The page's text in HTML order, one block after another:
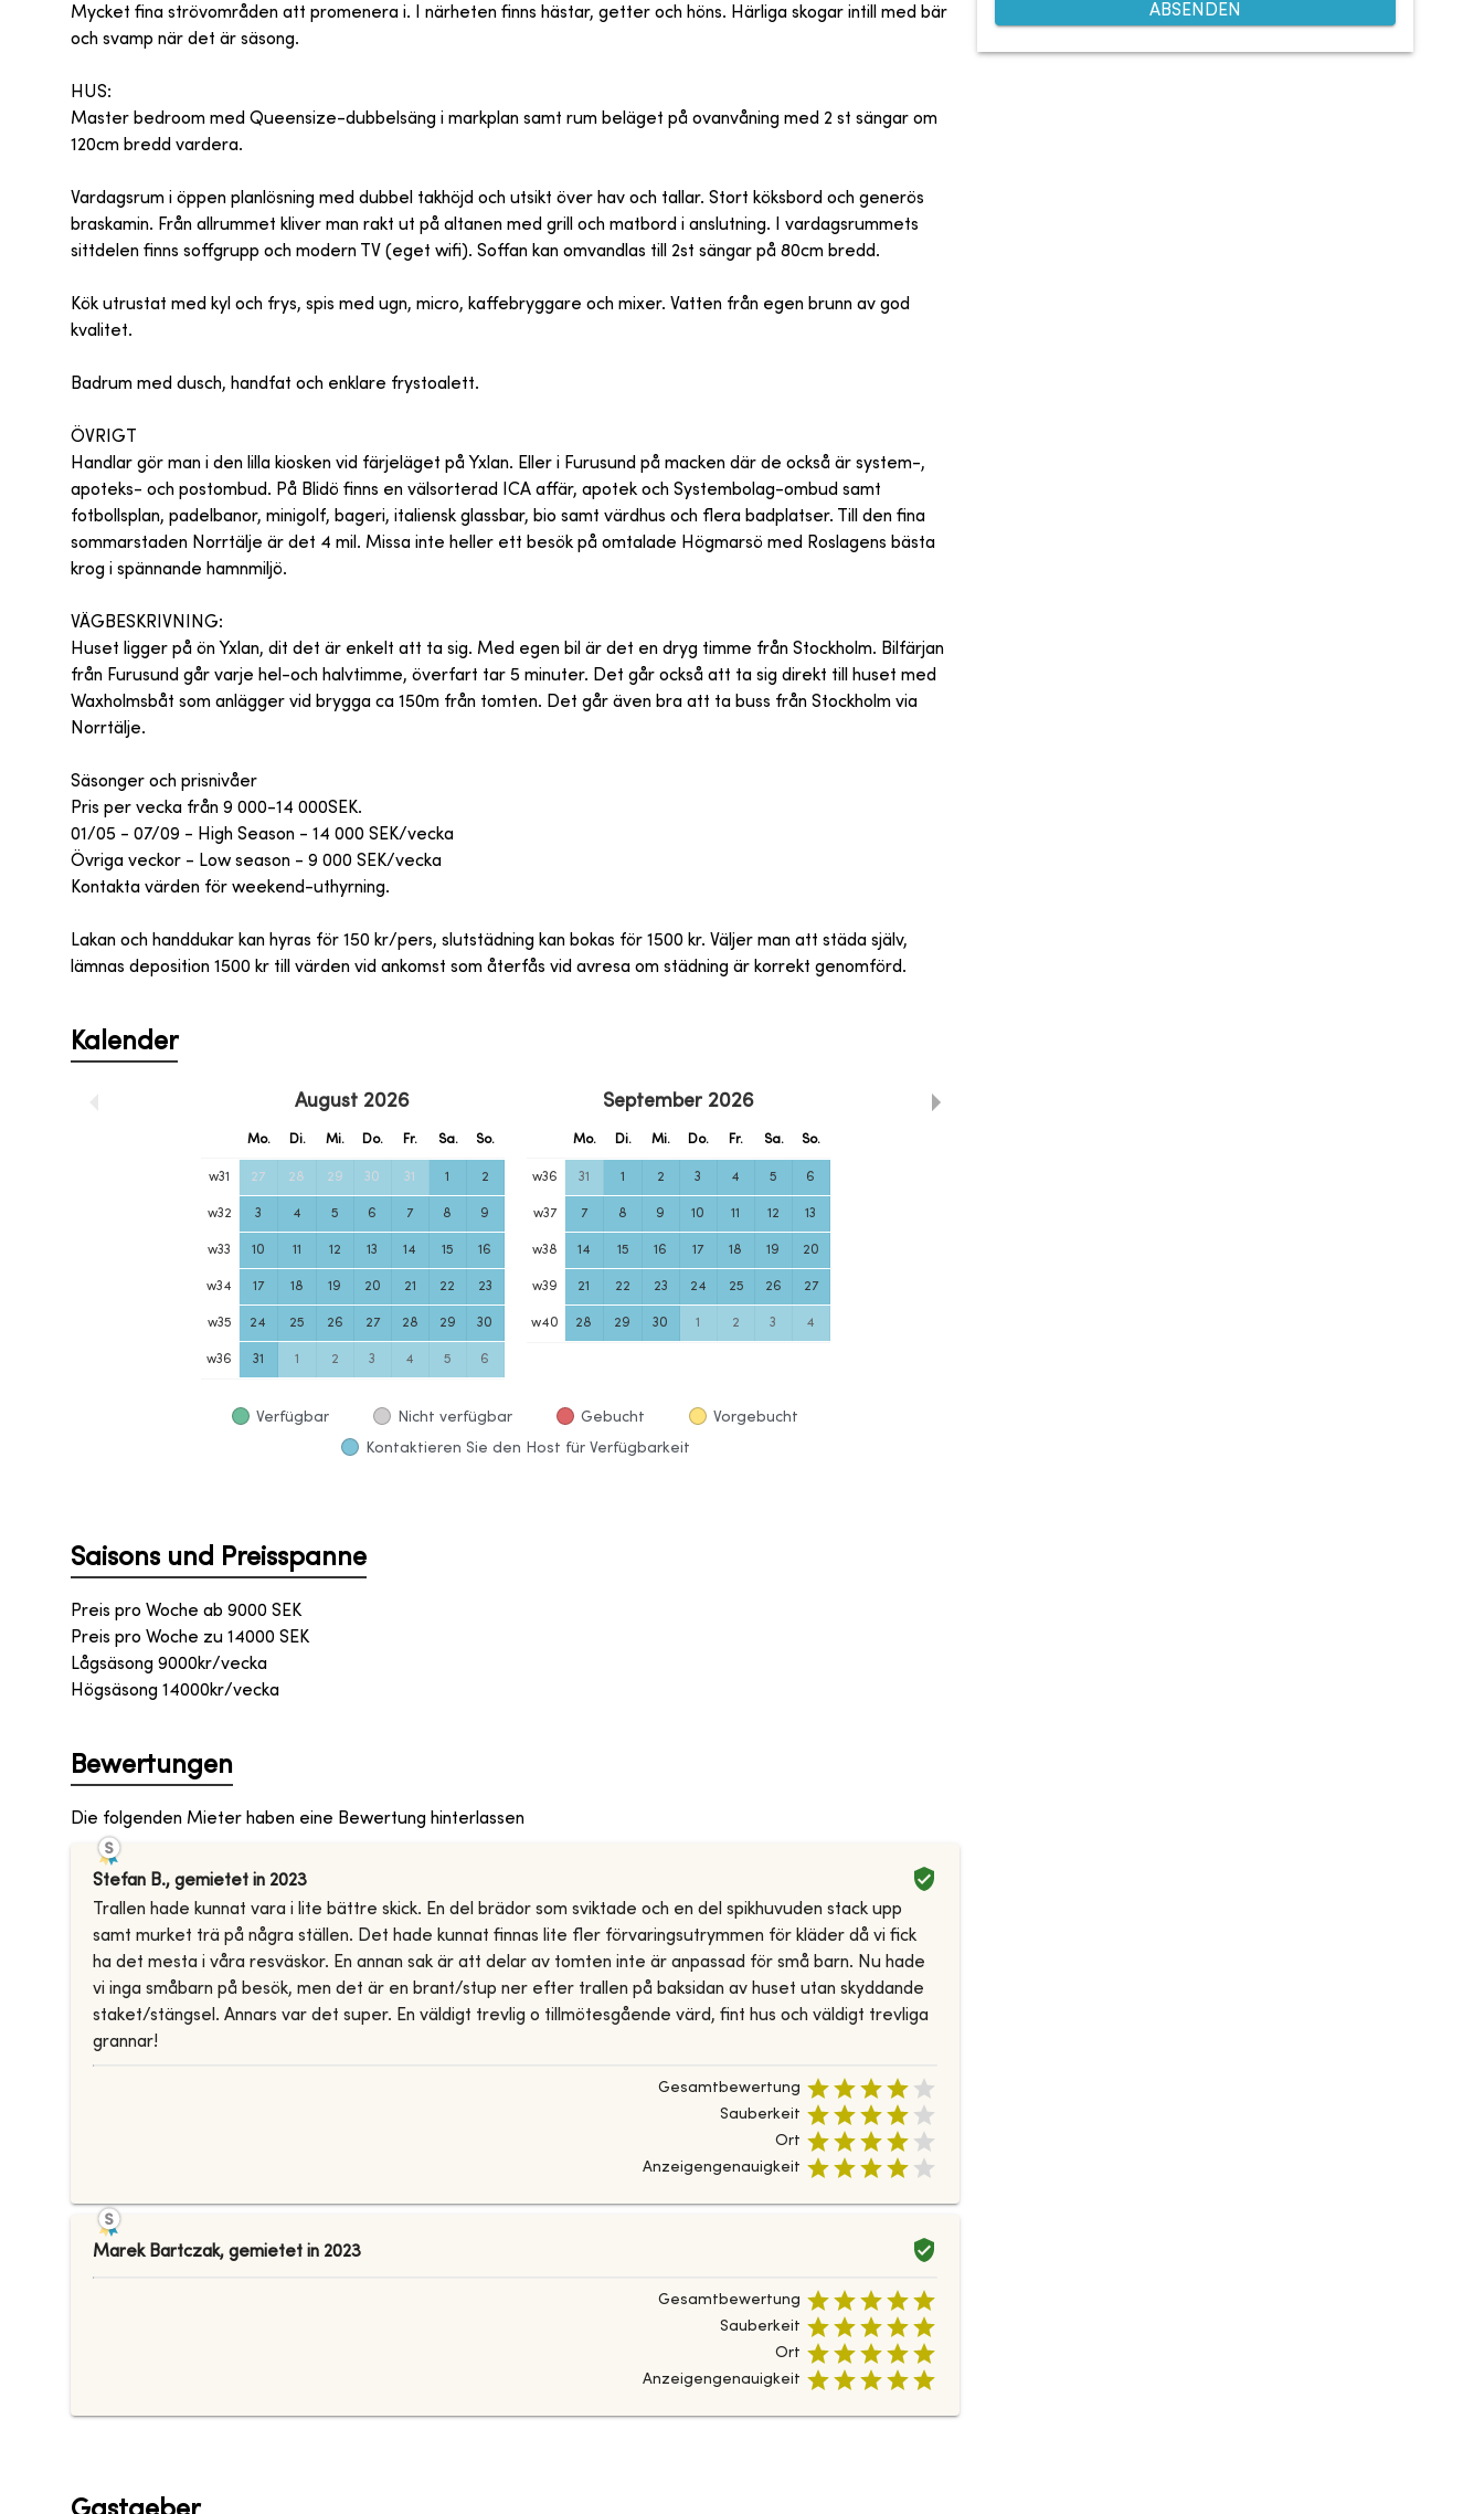
Mycket fina strövområden att promenera i. I närheten finns hästar, getter och höns. Härliga skogar intill med bär
och svamp när det är säsong.
HUS:
Master bedroom med Queensize-dubbelsäng i markplan samt rum beläget på ovanvåning med 2 st sängar om
120cm bredd vardera.
Vardagsrum i öppen planlösning med dubbel takhöjd och utsikt över hav och tallar. Stort köksbord och generös
braskamin. Från allrummet kliver man rakt ut på altanen med grill och matbord i anslutning. I vardagsrummets
sittdelen finns soffgrupp och modern TV (eget wifi). Soffan kan omvandlas till 2st sängar på 80cm bredd.
Kök utrustat med kyl och frys, spis med ugn, micro, kaffebryggare och mixer. Vatten från egen brunn av god
kvalitet.
Badrum med dusch, handfat och enklare frystoalett.
ÖVRIGT
Handlar gör man i den lilla kiosken vid färjeläget på Yxlan. Eller i Furusund på macken där de också är system-,
apoteks- och postombud. På Blidö finns en välsorterad ICA affär, apotek och Systembolag-ombud samt
fotbollsplan, padelbanor, minigolf, bageri, italiensk glassbar, bio samt värdhus och flera badplatser. Till den fina
sommarstaden Norrtälje är det 4 mil. Missa inte heller ett besök på omtalade Högmarsö med Roslagens bästa
krog i spännande hamnmiljö.
VÄGBESKRIVNING:
Huset ligger på ön Yxlan, dit det är enkelt att ta sig. Med egen bil är det en dryg timme från Stockholm. Bilfärjan
från Furusund går varje hel-och halvtimme, överfart tar 5 minuter. Det går också att ta sig direkt till huset med
Waxholmsbåt som anlägger vid brygga ca 150m från tomten. Det går även bra att ta buss från Stockholm via
Norrtälje.
Säsonger och prisnivåer
Pris per vecka från 9 000-14 000SEK.
01/05 - 07/09 - High Season - 14 000 SEK/vecka
Övriga veckor - Low season - 9 000 SEK/vecka
Kontakta värden för weekend-uthyrning.
Lakan och handdukar kan hyras för 150 kr/pers, slutstädning kan bokas för 1500 kr. Väljer man att städa själv,
lämnas deposition 1500 kr till värden vid ankomst som återfås vid avresa om städning är korrekt genomförd.
Kalender
August 2026
Mo. Di. Mi. Do. Fr. Sa. So.
w31 27 28 29 30 31 1 2
w32 3 4 5 6 7 8 9
w33 10 11 12 13 14 15 16
w34 17 18 19 20 21 22 23
w35 24 25 26 27 28 29 30
w36 31 1 2 3 4 5 6
September 2026
Mo. Di. Mi. Do. Fr. Sa. So.
w36 31 1 2 3 4 5 6
w37 7 8 9 10 11 12 13
w38 14 15 16 17 18 19 20
w39 21 22 23 24 25 26 27
w40 28 29 30 1 2 3 4
Verfügbar Nicht verfügbar Gebucht Vorgebucht
Kontaktieren Sie den Host für Verfügbarkeit
Saisons und Preisspanne
Preis pro Woche ab 9000 SEK
Preis pro Woche zu 14000 SEK
Lågsäsong 9000kr/vecka
Högsäsong 14000kr/vecka
Bewertungen
Die folgenden Mieter haben eine Bewertung hinterlassen
Stefan B., gemietet in 2023
Trallen hade kunnat vara i lite bättre skick. En del brädor som sviktade och en del spikhuvuden stack upp
samt murket trä på några ställen. Det hade kunnat finnas lite fler förvaringsutrymmen för kläder då vi fick
ha det mesta i våra resväskor. En annan sak är att delar av tomten inte är anpassad för små barn. Nu hade
vi inga småbarn på besök, men det är en brant/stup ner efter trallen på baksidan av huset utan skyddande
staket/stängsel. Annars var det super. En väldigt trevlig o tillmötesgående värd, fint hus och väldigt trevliga
grannar!
Gesamtbewertung
Sauberkeit
Ort
Anzeigengenauigkeit
Marek Bartczak, gemietet in 2023
Gesamtbewertung
Sauberkeit
Ort
Anzeigengenauigkeit
ABSENDEN